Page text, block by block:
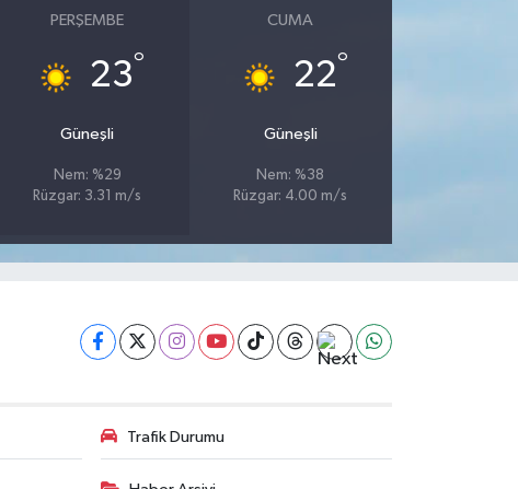
PERŞEMBE
23°
Güneşli
Nem: %29
Rüzgar: 3.31 m/s
CUMA
22°
Güneşli
Nem: %38
Rüzgar: 4.00 m/s
Trafik Durumu